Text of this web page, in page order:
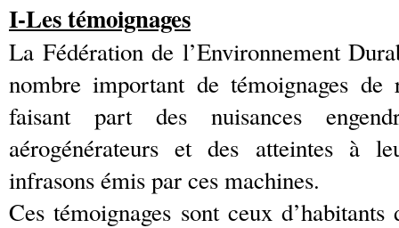
I-Les témoignages
La Fédération de l’Environnement
nombre important de témoignages de
faisant part des nuisances
aérogénérateurs et des atteintes à
infrasons émis par ces machines.
Ces témoignages sont ceux